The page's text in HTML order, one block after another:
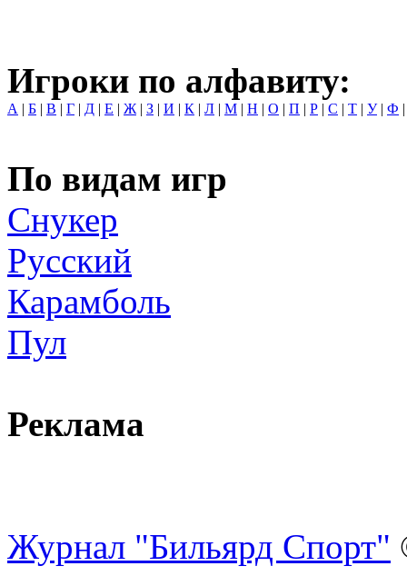
Игроки по алфавиту:
А | Б | В | Г | Д | Е | Ж | З | И | К | Л | М | Н | О | П | Р | С | Т | У| Ф
По видам игр
Снукер
Русский
Карамболь
Пул
Реклама
Журнал "Бильярд Спорт"